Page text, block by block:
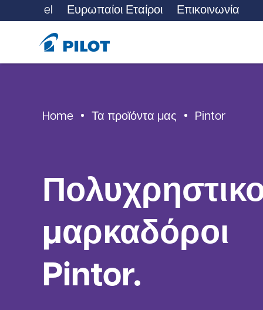
el Ευρωπαίοι Εταίροι Επικοινωνία
Home Τα προϊόντα μας Pintor
μαρκαδόροι
Pintor.